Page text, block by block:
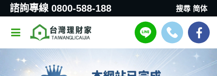
諮詢專線 0800-588-188 搜尋 简体